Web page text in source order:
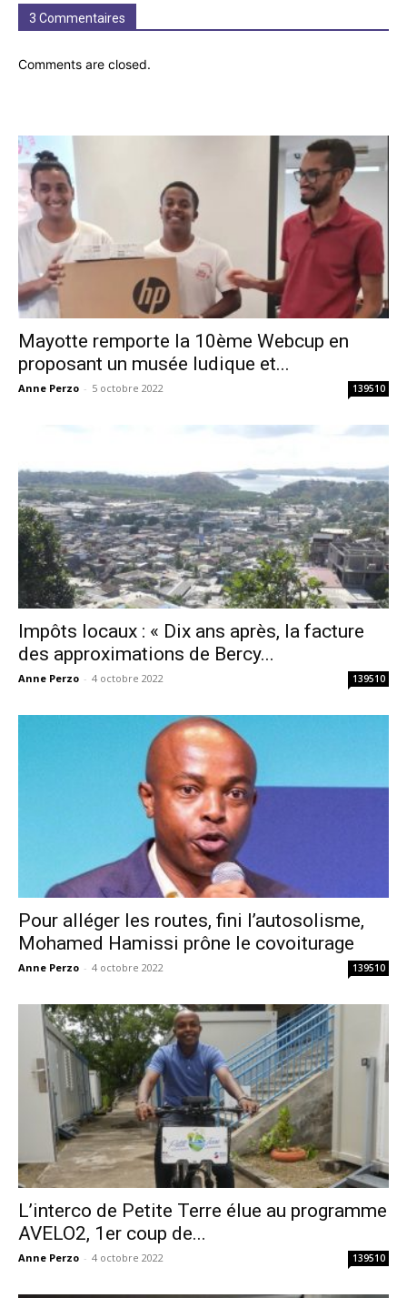
3 Commentaires
Comments are closed.
Mayotte remporte la 10ème Webcup en
proposant un musée ludique et...
Anne Perzo - 5 octobre 2022 139510
Impôts locaux : « Dix ans après, la facture
des approximations de Bercy...
Anne Perzo - 4 octobre 2022 139510
Pour alléger les routes, fini l’autosolisme,
Mohamed Hamissi prône le covoiturage
Anne Perzo - 4 octobre 2022 139510
L’interco de Petite Terre élue au programme
AVELO2, 1er coup de...
Anne Perzo - 4 octobre 2022 139510